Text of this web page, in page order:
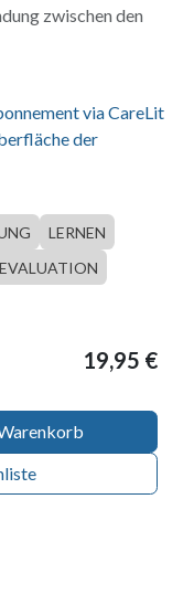
zwischen den
via CareLit
der
LERNEN
EVALUATION
19,95 €